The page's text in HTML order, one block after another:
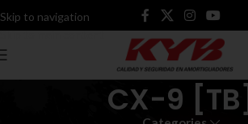
Skip to navigation
Skip to main content
CX-9 [TB]